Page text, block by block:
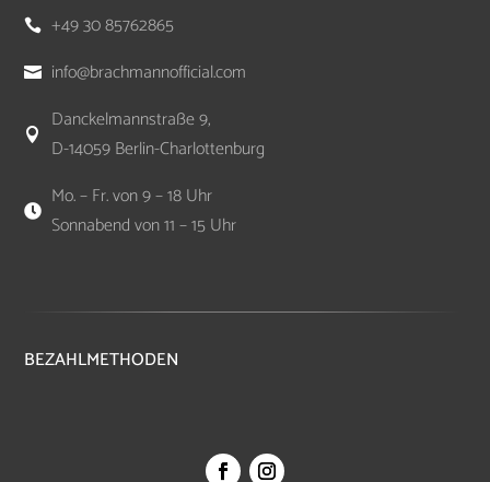
 +49 30 85762865
 info@brachmannofficial.com

Danckelmannstraße 9,
D-14059 Berlin-Charlottenburg

Mo. – Fr. von 9 – 18 Uhr
Sonnabend von 11 – 15 Uhr
BEZAHLMETHODEN